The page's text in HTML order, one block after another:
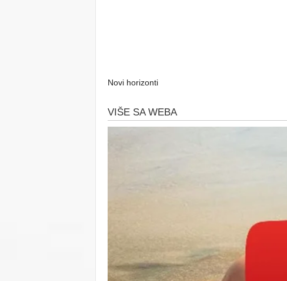
Novi horizonti